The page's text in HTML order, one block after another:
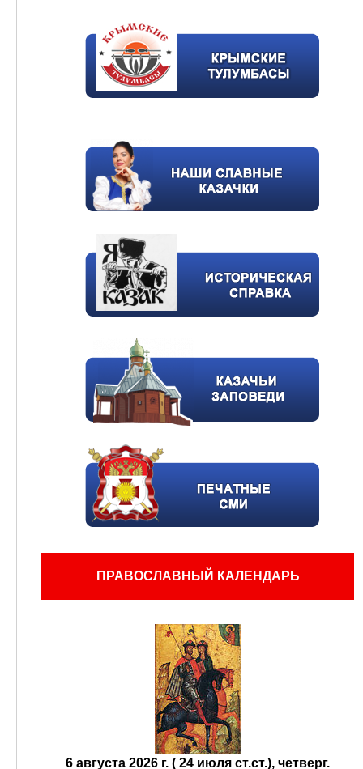
ПРАВОСЛАВНЫЙ КАЛЕНДАРЬ
6 августа 2026 г. ( 24 июля ст.ст.), четверг.